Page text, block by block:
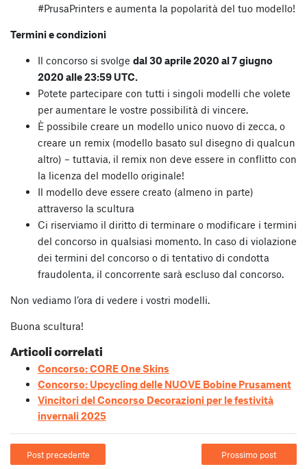
#PrusaPrinters e aumenta la popolarità del tuo modello!
Termini e condizioni
Il concorso si svolge dal 30 aprile 2020 al 7 giugno
2020 alle 23:59 UTC.
Potete partecipare con tutti i singoli modelli che volete
per aumentare le vostre possibilità di vincere.
È possibile creare un modello unico nuovo di zecca, o
creare un remix (modello basato sul disegno di qualcun
altro) – tuttavia, il remix non deve essere in conflitto con
la licenza del modello originale!
Il modello deve essere creato (almeno in parte)
attraverso la scultura
Ci riserviamo il diritto di terminare o modificare i termini
del concorso in qualsiasi momento. In caso di violazione
dei termini del concorso o di tentativo di condotta
fraudolenta, il concorrente sarà escluso dal concorso.
Non vediamo l’ora di vedere i vostri modelli.
Buona scultura!
Articoli correlati
Concorso: CORE One Skins
Concorso: Upcycling delle NUOVE Bobine Prusament
Vincitori del Concorso Decorazioni per le festività
invernali 2025
Post precedente Prossimo post